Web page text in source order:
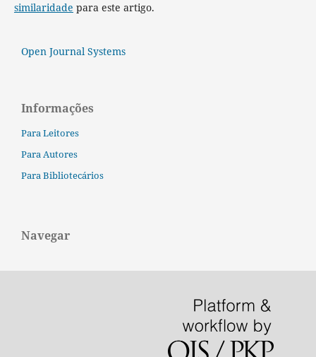
similaridade para este artigo.
Open Journal Systems
Informações
Para Leitores
Para Autores
Para Bibliotecários
Navegar